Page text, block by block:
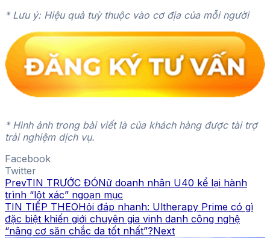
* Lưu ý: Hiệu quả tuỳ thuộc vào cơ địa của mỗi người
* Hình ảnh trong bài viết là của khách hàng được tài trợ
trải nghiệm dịch vụ.
Facebook
Twitter
PrevTIN TRƯỚC ĐÓNữ doanh nhân U40 kể lại hành
trình “lột xác” ngoạn mục
TIN TIẾP THEOHỏi đáp nhanh: Ultherapy Prime có gì
đặc biệt khiến giới chuyên gia vinh danh công nghệ
“nâng cơ săn chắc da tốt nhất”?Next